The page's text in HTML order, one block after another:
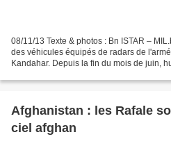
08/11/13 Texte & photos : Bn ISTAR –
des véhicules équipés de radars de
Kandahar. Depuis la fin du mois de juin,
Afghanistan : les Rafale
ciel afghan